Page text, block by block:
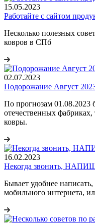
15.05.2023
Работайте с сайтом
Несколько полезных
ковров в СПб
02.07.2023
Подорожание Август
По прогнозам 01.08.2023
отечественных
ковры.
16.02.2023
Некогда звонить,
Бывает удобнее
мобильного интернета,